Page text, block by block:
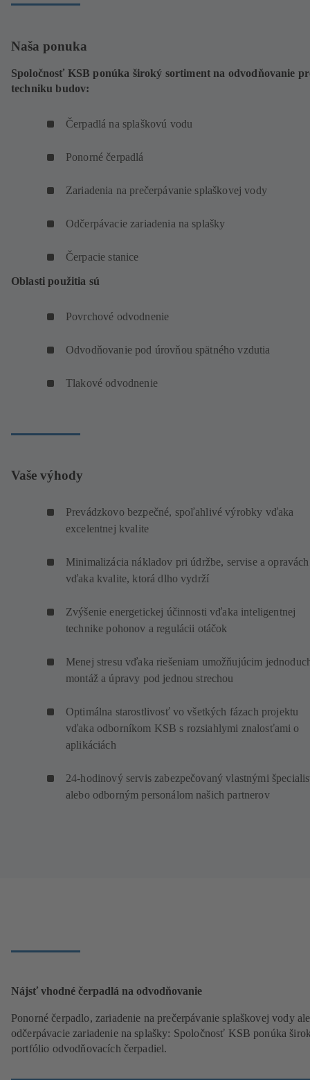
Naša ponuka
Spoločnosť KSB ponúka široký sortiment na odvodňovanie
techniku budov:
Čerpadlá na splaškovú vodu
Ponorné čerpadlá
Zariadenia na prečerpávanie splaškovej vody
Odčerpávacie zariadenia na splašky
Čerpacie stanice
Oblasti použitia sú
Povrchové odvodnenie
Odvodňovanie pod úrovňou spätného vzdutia
Tlakové odvodnenie
Vaše výhody
Prevádzkovo bezpečné, spoľahlivé výrobky vďaka
excelentnej kvalite
Minimalizácia nákladov pri údržbe, servise a opravách
vďaka kvalite, ktorá dlho vydrží
Zvýšenie energetickej účinnosti vďaka inteligentnej
technike pohonov a regulácii otáčok
Menej stresu vďaka riešeniam umožňujúcim
montáž a úpravy pod jednou strechou
Optimálna starostlivosť vo všetkých fázach projektu
vďaka odborníkom KSB s rozsiahlymi znalosťami o
aplikáciách
24-hodinový servis zabezpečovaný vlastnými
alebo odborným personálom našich partnerov
Nájsť vhodné čerpadlá na odvodňovanie
Ponorné čerpadlo, zariadenie na prečerpávanie splaškovej vody
odčerpávacie zariadenie na splašky: Spoločnosť KSB ponúka
portfólio odvodňovacích čerpadiel.